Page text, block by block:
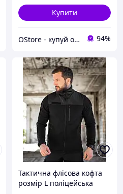
Купити
OStore - купуй онлайн! 94%
Тактична флісова кофта
розмір L поліцейська